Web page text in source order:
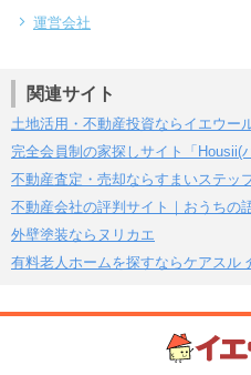
運営会社
関連サイト
土地活用・不動産投資ならイエウー
完全会員制の家探しサイト「Housii(
不動産査定・売却ならすまいステッ
不動産会社の評判サイト｜おうちの
外壁塗装ならヌリカエ
有料老人ホームを探すならケアスル